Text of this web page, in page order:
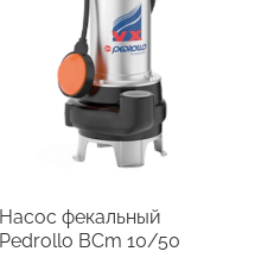
Насос фекальный
Pedrollo BCm 10/50